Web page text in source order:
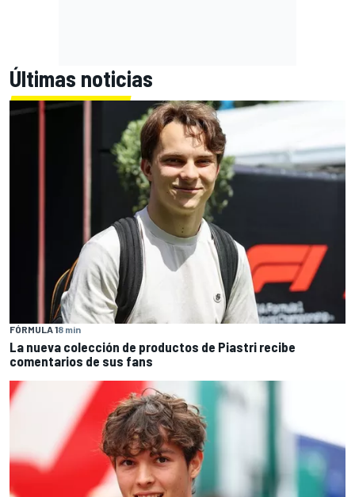
Últimas noticias
FÓRMULA 18 min
La nueva colección de productos de Piastri recibe
comentarios de sus fans